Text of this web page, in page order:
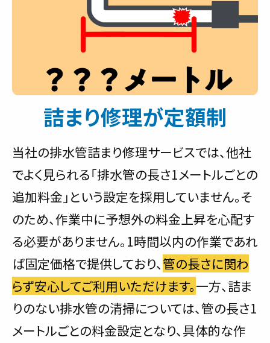
詰まり修理が定額制
当社の排水管詰まり修理サービスでは、他社
でよく見られる「排水管の長さ1メートルごとの
追加料金」という設定を採用していません。そ
のため、作業中に予想外の料金上昇を心配す
る必要がありません。1時間以内の作業であれ
ば固定価格で提供しており、管の長さに関わ
らず安心してご利用いただけます。一方、詰ま
りのない排水管の清掃については、管の長さ1
メートルごとの料金設定となり、具体的な作